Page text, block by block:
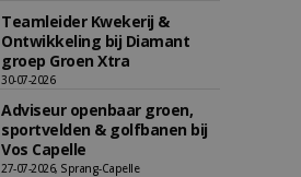
Teamleider Kwekerij &
Ontwikkeling bij Diamant
groep Groen Xtra
30-07-2026
Adviseur openbaar groen,
sportvelden & golfbanen bij
Vos Capelle
27-07-2026, Sprang-Capelle